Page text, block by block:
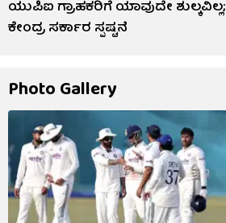
ಯುಪಿಐ ಗ್ರಾಹಕರಿಗೆ ಯಾವುದೇ ಶುಲ್ಕವಿಲ್ಲ;
ಕೇಂದ್ರ ಸರ್ಕಾರ ಸ್ಪಷ್ಟನೆ
Photo Gallery